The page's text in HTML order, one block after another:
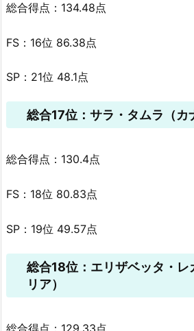
総合得点：134.48点
FS：16位 86.38点
SP：21位 48.1点
総合17位：サラ・タムラ（カ
総合得点：130.4点
FS：18位 80.83点
SP：19位 49.57点
総合18位：エリザベッタ・レ
リア）
総合得点：129.33点